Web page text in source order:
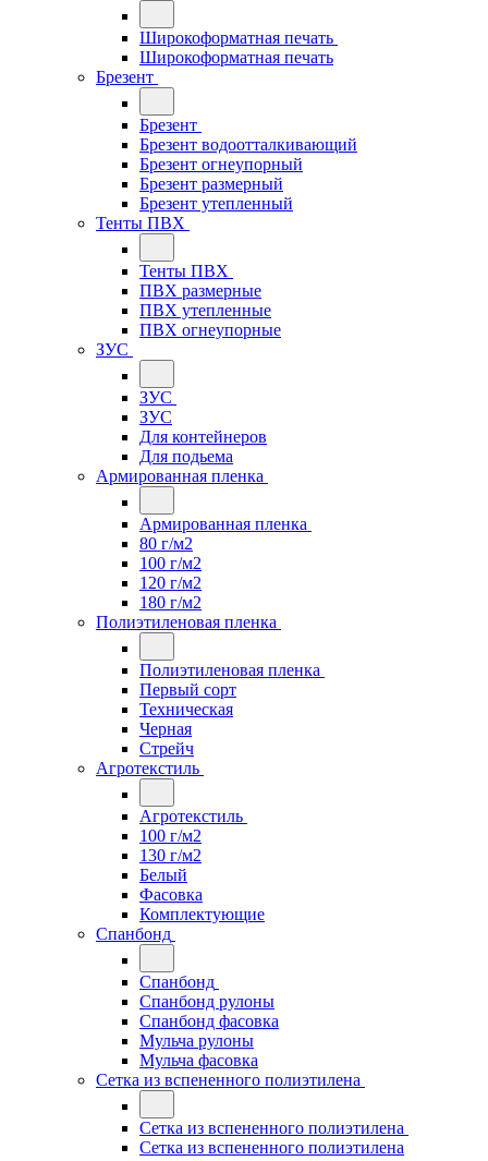
Широкоформатная печать
Широкоформатная печать
Брезент
Брезент
Брезент водоотталкивающий
Брезент огнеупорный
Брезент размерный
Брезент утепленный
Тенты ПВХ
Тенты ПВХ
ПВХ размерные
ПВХ утепленные
ПВХ огнеупорные
ЗУС
ЗУС
ЗУС
Для контейнеров
Для подьема
Армированная пленка
Армированная пленка
80 г/м2
100 г/м2
120 г/м2
180 г/м2
Полиэтиленовая пленка
Полиэтиленовая пленка
Первый сорт
Техническая
Черная
Стрейч
Агротекстиль
Агротекстиль
100 г/м2
130 г/м2
Белый
Фасовка
Комплектующие
Спанбонд
Спанбонд
Спанбонд рулоны
Спанбонд фасовка
Мульча рулоны
Мульча фасовка
Сетка из вспененного полиэтилена
Сетка из вспененного полиэтилена
Сетка из вспененного полиэтилена